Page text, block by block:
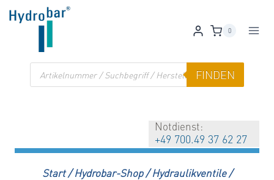
Zum
Inhalt
0
Products
search
FINDEN
Notdienst:
+49 700.49 37 62 27
Start /Hydrobar-Shop /Hydraulikventile /